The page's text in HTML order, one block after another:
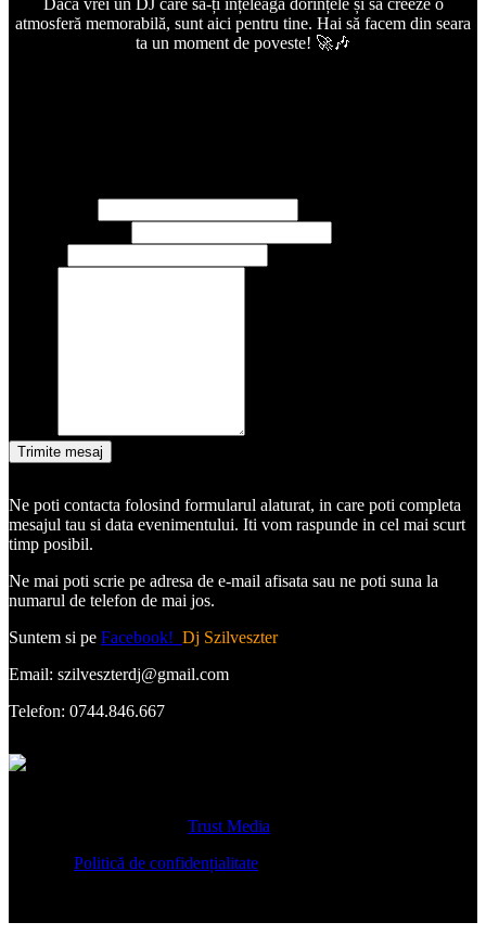
Dacă vrei un DJ care să-ți înțeleagă dorințele și să creeze o
atmosferă memorabilă, sunt aici pentru tine. Hai să facem din seara
ta un moment de poveste! 🚀🎶
Trimite mesaj
Ne poti contacta folosind formularul alaturat, in care poti completa
mesajul tau si data evenimentului. Iti vom raspunde in cel mai scurt
timp posibil.
Ne mai poti scrie pe adresa de e-mail afisata sau ne poti suna la
numarul de telefon de mai jos.
Suntem si pe Facebook! Dj Szilveszter
Email: szilveszterdj@gmail.com
Telefon: 0744.846.667
Trust Media
Politică de confidențialitate